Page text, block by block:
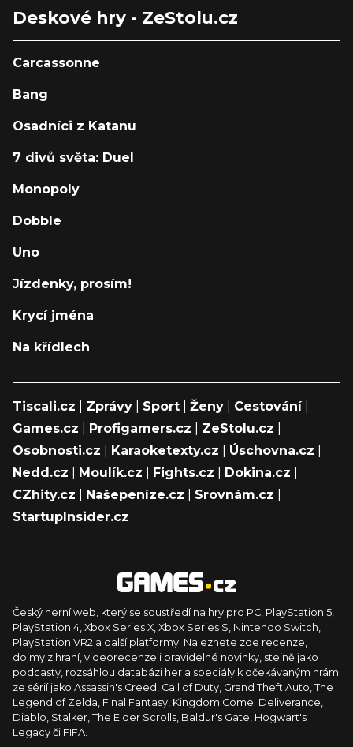
Deskové hry - ZeStolu.cz
Carcassonne
Bang
Osadníci z Katanu
7 divů světa: Duel
Monopoly
Dobble
Uno
Jízdenky, prosím!
Krycí jména
Na křídlech
Tiscali.cz Zprávy Sport Ženy Cestování|
Games.cz
Profigamers.cz ZeStolu.cz
Osobnosti.cz
Karaoketexty.cz Úschovna.cz
Nedd.cz
Moulík.cz Fights.cz Dokina.cz
CZhity.cz
Našepeníze.cz Srovnám.cz
StartupInsider.cz
Český herní web, který se soustředí na hry pro PC, PlayStation 5,
PlayStation 4, Xbox Series X, Xbox Series S, Nintendo Switch,
PlayStation VR2 a další platformy. Naleznete zde recenze,
dojmy z hraní, videorecenze i pravidelné novinky, stejně jako
podcasty, rozsáhlou databázi her a speciály k očekávaným hrám
ze sérií jako Assassin's Creed, Call of Duty, Grand Theft Auto, The
Legend of Zelda, Final Fantasy, Kingdom Come: Deliverance,
Diablo, Stalker, The Elder Scrolls, Baldur's Gate, Hogwart's
Legacy či FIFA.